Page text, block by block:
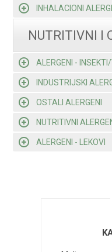
INHALACIONI
NUTRITIVNI I
ALERGENI - INSEKTI/
INDUSTRIJSKI
OSTALI ALERGENI
NUTRITIVNI
ALERGENI - LEKOVI